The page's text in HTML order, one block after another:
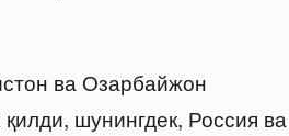
ва Озарбайжон
шунингдек, Россия ва